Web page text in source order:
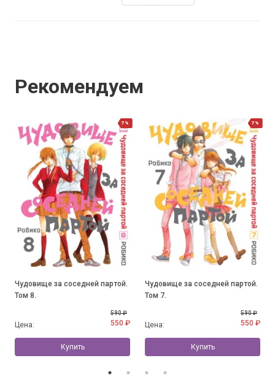
Рекомендуем
7%
Чудовище за соседней партой.
Том 8.
Цена:
590 ₽
550 ₽
Купить
7%
Чудовище за соседней партой.
Том 7.
Цена:
590 ₽
550 ₽
Купить